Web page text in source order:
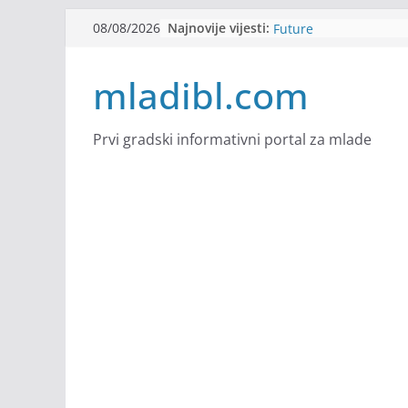
08/08/2026 Najnovije vijesti: Filmovi za budućnost
Dijaspora Servis
Stomatologija
mladibl.com
Prvi gradski informativni portal za mlade